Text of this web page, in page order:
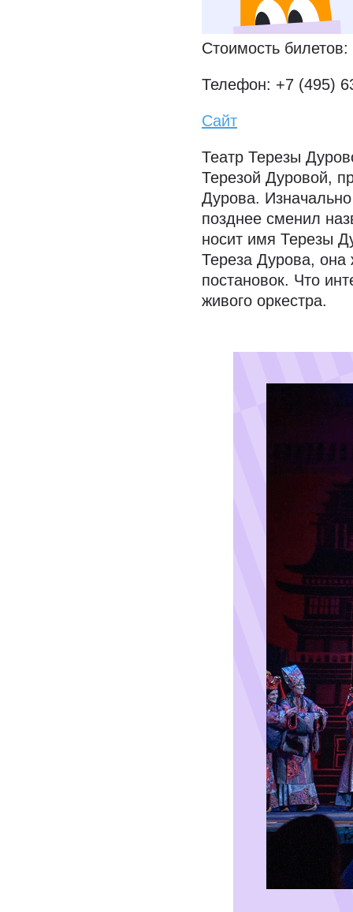
— 13:00–19:00, сб
Стоимость
Телефон: +7 (495)
Сайт
Театр Терезы
Терезой Дуровой,
Дурова.
позднее сменил
носит имя Терезы
Тереза Дурова,
постановок. Что
живого оркестра.